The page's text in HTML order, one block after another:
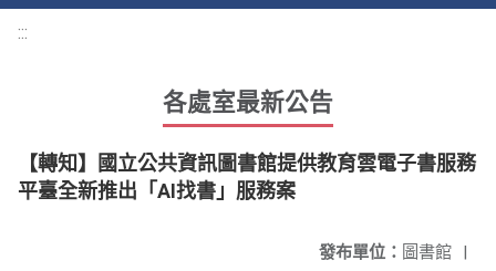
:::
各處室最新公告
【轉知】國立公共資訊圖書館提供教育雲電子書服務
平臺全新推出「AI找書」服務案
發布單位： 圖書館 |